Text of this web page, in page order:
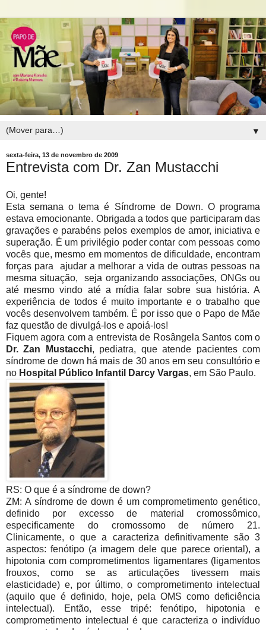
▼
sexta-feira, 13 de novembro de 2009
Entrevista com Dr. Zan Mustacchi
Oi, gente!
Esta semana o tema é Síndrome de Down. O programa
estava emocionante. Obrigada a todos que participaram das
gravações e parabéns pelos exemplos de amor, iniciativa e
superação. É um privilégio poder contar com pessoas como
vocês que, mesmo em momentos de dificuldade, encontram
forças para ajudar a melhorar a vida de outras pessoas na
mesma situação, seja organizando associações, ONGs ou
até mesmo vindo até a mídia falar sobre sua história. A
experiência de todos é muito importante e o trabalho que
vocês desenvolvem também. É por isso que o Papo de Mãe
faz questão de divulgá-los e apoiá-los!
Fiquem agora com a entrevista de Rosângela Santos com o
Dr. Zan Mustacchi, pediatra, que atende pacientes com
síndrome de down há mais de 30 anos em seu consultório e
no Hospital Público Infantil Darcy Vargas, em São Paulo.
RS: O que é a síndrome de down?
ZM: A síndrome de down é um comprometimento genético,
definido por excesso de material cromossômico,
especificamente do cromossomo de número 21.
Clinicamente, o que a caracteriza definitivamente são 3
aspectos: fenótipo (a imagem dele que parece oriental), a
hipotonia com comprometimentos ligamentares (ligamentos
frouxos, como se as articulações tivessem mais
elasticidade) e, por último, o comprometimento intelectual
(aquilo que é definido, hoje, pela OMS como deficiência
intelectual). Então, esse tripé: fenótipo, hipotonia e
comprometimento intelectual é que caracteriza o indivíduo